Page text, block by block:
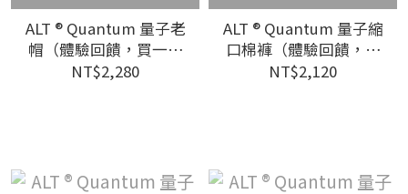
ALT ® Quantum 量子老
帽（體驗回饋，買一贈
一，顏色任選）
NT$2,280
ALT ® Quantum 量子縮
口棉褲（體驗回饋，買
一贈一，尺寸顏色任
NT$2,120